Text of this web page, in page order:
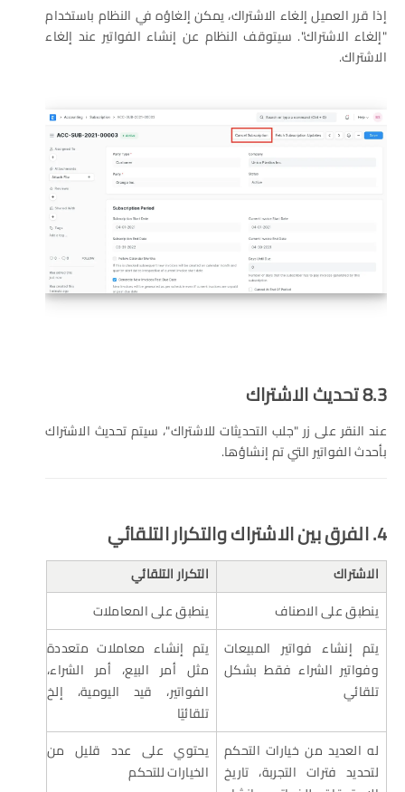
إذا قرر العميل إلغاء الاشتراك، يمكن إلغاؤه في النظام باستخدام
"إلغاء الاشتراك". سيتوقف النظام عن إنشاء الفواتير عند إلغاء
الاشتراك.
8.3 تحديث الاشتراك
عند النقر على زر "جلب التحديثات للاشتراك"، سيتم تحديث الاشتراك
بأحدث الفواتير التي تم إنشاؤها.
4. الفرق بين الاشتراك والتكرار التلقائي
الاشتراك
التكرار التلقائي
ينطبق على الاصناف
ينطبق على المعاملات
يتم إنشاء فواتير المبيعات
وفواتير الشراء فقط بشكل
تلقائي
يتم إنشاء معاملات متعددة
مثل أمر البيع، أمر الشراء،
الفواتير، قيد اليومية، إلخ
تلقائيًا
له العديد من خيارات التحكم
لتحديد فترات التجربة، تاريخ
يحتوي على عدد قليل من
الخيارات للتحكم